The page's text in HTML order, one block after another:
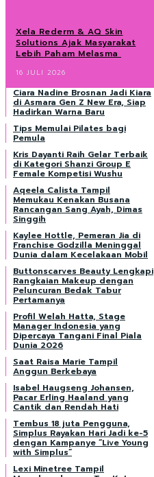
Xela Rederm & AQ Skin
Solutions Ajak Masyarakat
Lebih Paham Melasma
16 JULI 2026
Ciara Nadine Brosnan Jadi Kiara
di Asmara Gen Z New Era, Siap
Hadirkan Warna Baru
Tips Memulai Pilates bagi
Pemula
Kris Dayanti Raih Gelar Terbaik
di Kategori Shanzi Group E
Female Kompetisi Wushu
Aqeela Calista Tampil
Memukau Kenakan Busana
Rancangan Sang Ayah, Dimas
Singgih
Kaylee Hottle, Pemeran Jia di
Franchise Godzilla Meninggal
Dunia dalam Kecelakaan Mobil
Buttonscarves Beauty Lengkapi
Rangkaian Makeup dengan
Peluncuran Bedak Tabur
Pertamanya
Profil Welah Hatta, Stage
Manager Indonesia yang
Dipercaya Tangani Final Piala
Dunia 2026
Saat Raisa Marie Tampil
Anggun Berkebaya
Isabel Haugseng Johansen,
Pacar Erling Haaland yang
Cantik dan Rendah Hati
Tembus 18 juta Pengguna,
Simplus Rayakan Hari Jadi ke-5
dengan Kampanye “Live Young
with Simplus”
Lexi Minetree Tampil